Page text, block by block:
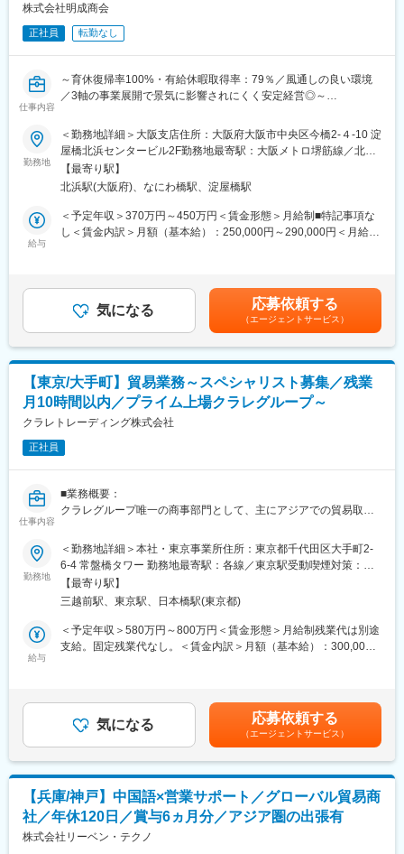
ん。機能膜およびポンプのサプライヤーとして高い評価を得てい
る同社は、揺るがない立ち位置を獲得しています。
部長1名(50代)、部員4名(40代2名、30代2名)
■当社の魅力：
創業80年以上を誇る、メーカー機能と商社機能を兼ね備えた東証
プライム上場企業です。メーカー機能の機械部門が製造・販売す
る遠心分離機は、国内で圧倒的なトップシェアを築いています。
世界50カ国以上にも納入しており、様々な分野のお客様とお取引
上の商材を扱っており、多様なお客様のニーズに応えられる事業
体制を整えています。
変更の範囲：会社の定める業務
株式会社明成商会
正社員 転勤なし
仕事内容
～育休復帰率100%・有給休暇取得率：79％／風通しの良い環境
／3軸の事業展開で景気に影響されにくく安定経営◎～
■業務内容
◎納期調整
◎受発注と簡単な管理業務（請求書や納品書など書類作成・社内
外の関係者との連携）
◎電話応対（法人のお客様対応）
法人のお客様からの電話を営業担当者につなぐな業務です。1日の
対応件数は多くて5件程度です。
・残業は月平均5時間（繁忙時期：夏）
・リモートワーク週2回（最短入社後3ヶ月から※個人によって変
動あり）
★こんな方にマッチ★
・受発注業務の書類作成経験をお持ちの方
・マルチタスクが得意な方
・コミュニケーション力がある方
・チームワークを大切にできる方
■配属先組織 ～風通しの良い社風で質問のしやすい環境です～
ES営業部（大阪）
■入社後の流れ
・簡単な受発注業務の書類作成など個人のスキルに合わせてお任
せする業務の幅は考えお任せします
きますので、ご安心ください！
景気に左右されにくい安定した経営基盤を持ち、専門商社の枠を
超えて社会課題の解決に貢献する事業を推進しています。
新規事業の開拓や海外展開にも積極的で、常に挑戦を続ける企業
です。
変更の範囲：会社の定める業務
勤務地
＜勤務地詳細＞大阪支店住所：大阪府大阪市中央区今橋2-４-10 淀
屋橋北浜センタービル2F勤務地最寄駅：大阪メトロ堺筋線／北浜
駅受動喫煙対策：屋内全面禁煙変更の範囲：無
【最寄り駅】
北浜駅(大阪府)、なにわ橋駅、淀屋橋駅
給与
＜予定年収＞370万円～450万円＜賃金形態＞月給制■特記事項な
し＜賃金内訳＞月額（基本給）：250,000円～290,000円＜月給＞
気になる 応募依頼する
（エージェントサービス）
【東京/大手町】貿易業務～スペシャリスト募集／残業
月10時間以内／プライム上場クラレグループ～
クラレトレーディング株式会社
正社員
仕事内容
■業務概要：
クラレグループ唯一の商事部門として、主にアジアでの貿易取引
能製品の輸出入に関わる書類作成から資金決済まで、貿易取引全
般を担うポジションです。営業担当やフォワーダーと密接に連携
しながら、円滑かつ正確な貿易オペレーションの推進をお任せし
ます。
＜具体的には＞
・通関書類の作成および関連手続き
・輸出入取引に伴う貨物保険の付保業務
・L/C（信用状）の開設・買取に関する業務
・貿易取引に関する管理・運営業務全般
※将来的には、繊維資材・テキスタイルにおける輸出入業務も担当
※取扱商材は、原糸、衣料用テキスタイル、ユニフォーム、スポー
ツウェア、産業資材、合成樹脂、機能材料など多岐にわたりま
す。
勤務地
＜勤務地詳細＞本社・東京事業所住所：東京都千代田区大手町2-
6-4 常盤橋タワー 勤務地最寄駅：各線／東京駅受動喫煙対策：屋
内全面禁煙変更の範囲：会社の定める事業所
【最寄り駅】
三越前駅、東京駅、日本橋駅(東京都)
給与
＜予定年収＞580万円～800万円＜賃金形態＞月給制残業代は別途
支給。固定残業代なし。＜賃金内訳＞月額（基本給）：300,000
る可能性があります。月給(月額)は固定手当を含めた表記です。
気になる 応募依頼する
（エージェントサービス）
【兵庫/神戸】中国語×営業サポート／グローバル貿易商
社／年休120日／賞与6ヵ月分／アジア圏の出張有
株式会社リーベン・テクノ